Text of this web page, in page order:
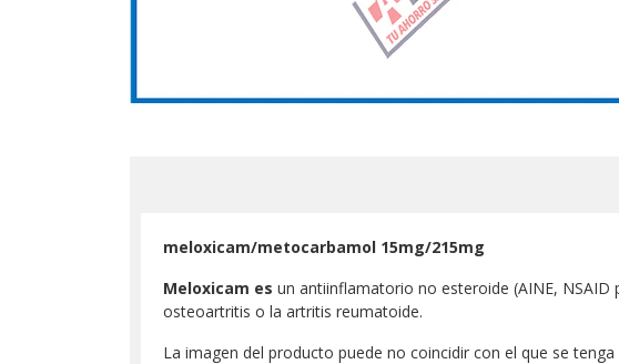
meloxicam/metocarbamol 15mg/215mg
Meloxicam es un antiinflamatorio no esteroide (AINE, NSAID
osteoartritis o la artritis reumatoide.
La imagen del producto puede no coincidir con el que se